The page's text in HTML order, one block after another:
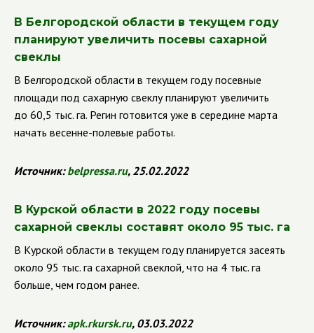
В Белгородской области в текущем году
планируют увеличить посевы сахарной
свеклы
В Белгородской области в текущем году посевные
площади под сахарную свеклу планируют увеличить
до 60,5 тыс. га. Регин готовится уже в середине марта
начать весенне-полевые работы.
Источник:belpressa.ru, 25.02.2022
В Курской области в 2022 году посевы
сахарной свеклы составят около 95 тыс. га
В Курской области в текущем году планируется засеять
около 95 тыс. га сахарной свеклой, что на 4 тыс. га
больше, чем годом ранее.
Источник:apk.rkursk.ru, 03.03.2022